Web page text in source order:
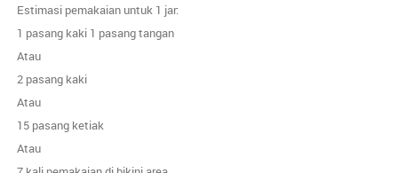
Estimasi pemakaian untuk 1 jar:
1 pasang kaki 1 pasang tangan
Atau
2 pasang kaki
Atau
15 pasang ketiak
Atau